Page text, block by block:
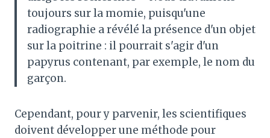
toujours sur la momie, puisqu'une
radiographie a révélé la présence d'un objet
sur la poitrine : il pourrait s'agir d'un
papyrus contenant, par exemple, le nom du
garçon.
Cependant, pour y parvenir, les scientifiques
doivent développer une méthode pour